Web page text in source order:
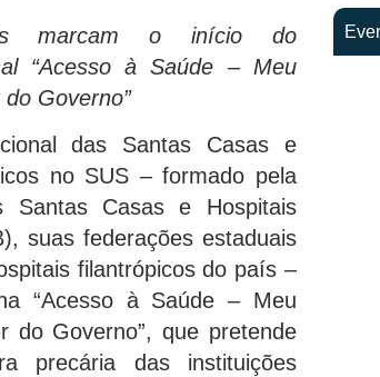
marcam o início do
“Acesso à Saúde – Meu
Governo”
das Santas Casas e
no SUS – formado pela
Santas Casas e Hospitais
suas federações estaduais
filantrópicos do país –
“Acesso à Saúde – Meu
do Governo”, que pretende
precária das instituições